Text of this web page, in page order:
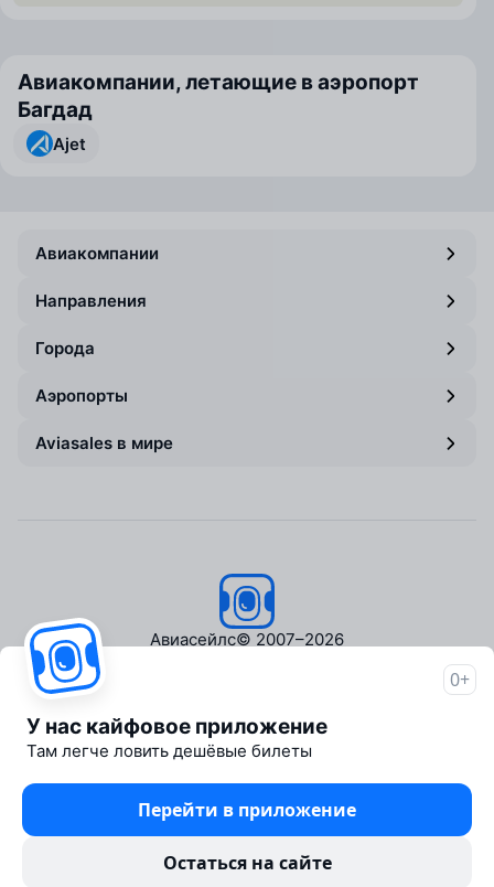
Авиакомпании, летающие в аэропорт
Багдад
Ajet
Авиакомпании
Направления
Города
Аэропорты
Aviasales в мире
Авиасейлс© 2007–2026
Пресс‑центр
Travelpayouts
Партнёрская программа
Медиа Yo'lovchi
Трэвел‑медиа Aviasales.uz
0+
У нас кайфовое приложение
Там легче ловить дешёвые билеты
Перейти в приложение
Остаться на сайте